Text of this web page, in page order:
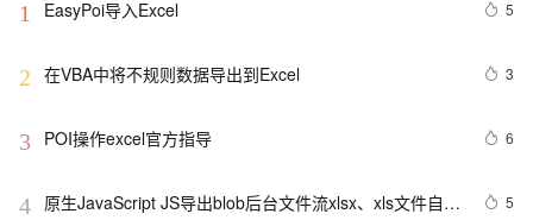
1 EasyPoi导入Excel 5
2 在VBA中将不规则数据导出到Excel 3
3 POI操作excel官方指导 6
4 原生JavaScript JS导出blob后台文件流xlsx、xls文件自动
5